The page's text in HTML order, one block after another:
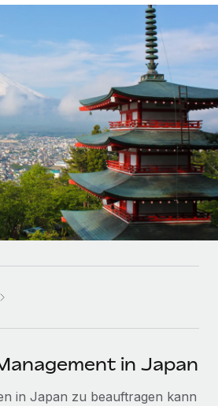
und Verwalten von
HR-Aufgaben
der HR in bestehende Abläufe
für dein Team
Lösungen für wachsende
HR-Lösungen, um Teams zu
und Großunternehmen
von Global-HR-Funktionen in deine
einer Partnerschaft
berechnen
möglichen Währungen und
für globale Freelancer:innen
in Japan
in Japan zu beauftragen kann